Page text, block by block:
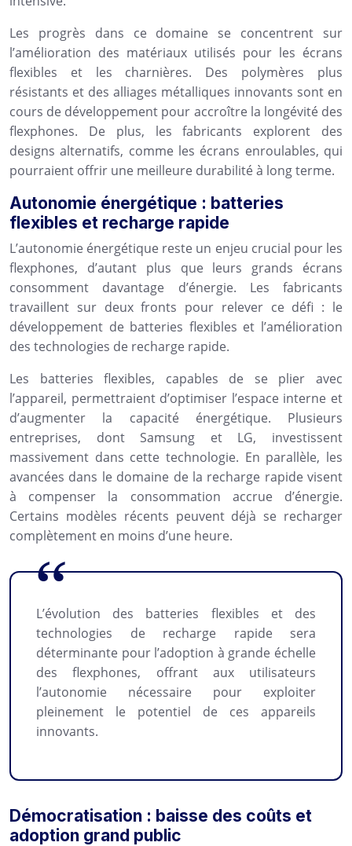
Les progrès dans ce domaine se concentrent sur
l’amélioration des matériaux utilisés pour les écrans
flexibles et les charnières. Des polymères plus
résistants et des alliages métalliques innovants sont en
cours de développement pour accroître la longévité des
flexphones. De plus, les fabricants explorent des
designs alternatifs, comme les écrans enroulables, qui
pourraient offrir une meilleure durabilité à long terme.
Autonomie énergétique : batteries
flexibles et recharge rapide
L’autonomie énergétique reste un enjeu crucial pour les
flexphones, d’autant plus que leurs grands écrans
consomment davantage d’énergie. Les fabricants
travaillent sur deux fronts pour relever ce défi : le
développement de batteries flexibles et l’amélioration
des technologies de recharge rapide.
Les batteries flexibles, capables de se plier avec
l’appareil, permettraient d’optimiser l’espace interne et
d’augmenter la capacité énergétique. Plusieurs
entreprises, dont Samsung et LG, investissent
massivement dans cette technologie. En parallèle, les
avancées dans le domaine de la recharge rapide visent
à compenser la consommation accrue d’énergie.
Certains modèles récents peuvent déjà se recharger
complètement en moins d’une heure.
L’évolution des batteries flexibles et des
technologies de recharge rapide sera
déterminante pour l’adoption à grande échelle
des flexphones, offrant aux utilisateurs
l’autonomie nécessaire pour exploiter
pleinement le potentiel de ces appareils
innovants.
Démocratisation : baisse des coûts et
adoption grand public